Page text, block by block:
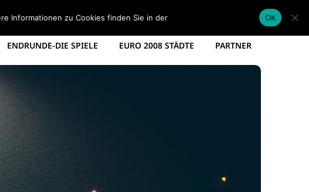
EM KADER DEUTSCHLAND
ENDRUNDE-DIE SPIELE EURO 2008 STÄDTE PARTNER
Informationen zu Cookies finden Sie in der OK